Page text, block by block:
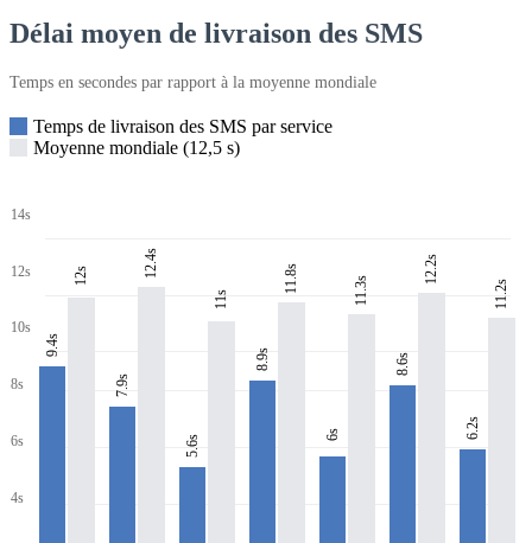
Délai moyen de livraison des SMS
Temps en secondes par rapport à la moyenne mondiale
Temps de livraison des SMS par service
Moyenne mondiale (12,5 s)
14s
12s
10s
8s
6s
4s
9.4s
12s
7.9s
12.4s
5.6s
11s
8.9s
11.8s
6s
11.3s
8.6s
12.2s
6.2s
11.2s